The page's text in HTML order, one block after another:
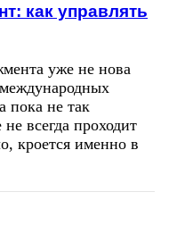
как управлять
уже не нова
пока не так
всегда проходит
кроется именно в